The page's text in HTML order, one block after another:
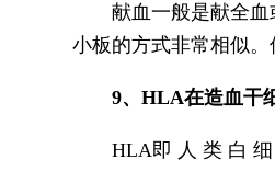
献血一般是献全血或
小板的方式非常相似
9、HLA在造血干细
HLA即 人 类 白 细